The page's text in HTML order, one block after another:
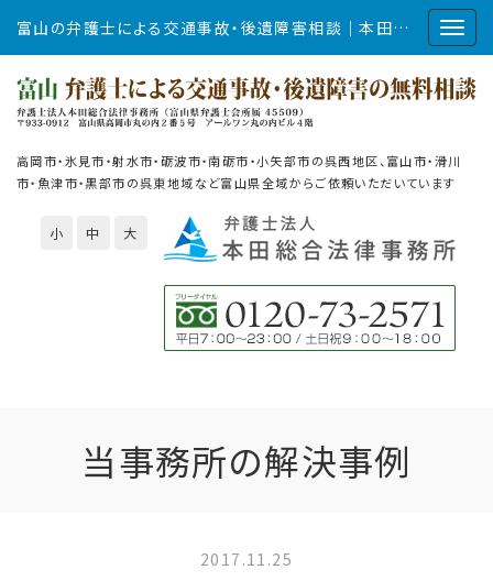
富山の弁護士による交通事故・後遺障害相談｜本田総合法律事務所
高岡市・氷見市・射水市・砺波市・南砺市・小矢部市の呉西地区、富山市・滑川
市・魚津市・黒部市の呉東地域など富山県全域からご依頼いただいています
小 中 大
当事務所の解決事例
2017.11.25